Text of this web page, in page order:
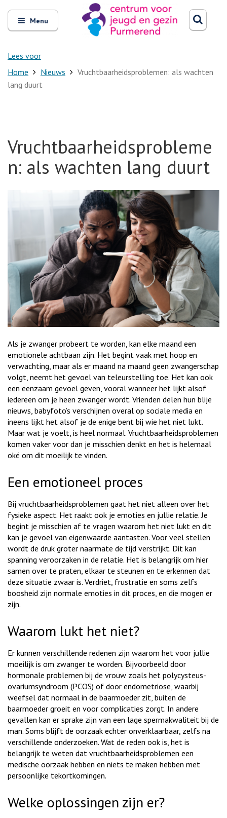
Open
en
sluit
Menu
Lees voor
Zoeken
Home Nieuws
Vruchtbaarheidsproblemen: als wachten
lang duurt
Vruchtbaarheidsprobleme
n: als wachten lang duurt
Als je zwanger probeert te worden, kan elke maand een
emotionele achtbaan zijn. Het begint vaak met hoop en
verwachting, maar als er maand na maand geen zwangerschap
volgt, neemt het gevoel van teleurstelling toe. Het kan ook
een eenzaam gevoel geven, vooral wanneer het lijkt alsof
iedereen om je heen zwanger wordt. Vrienden delen hun blije
nieuws, babyfoto’s verschijnen overal op sociale media en
ineens lijkt het alsof je de enige bent bij wie het niet lukt.
Maar wat je voelt, is heel normaal. Vruchtbaarheidsproblemen
komen vaker voor dan je misschien denkt en het is helemaal
oké om dit moeilijk te vinden.
Een emotioneel proces
Bij vruchtbaarheidsproblemen gaat het niet alleen over het
fysieke aspect. Het raakt ook je emoties en jullie relatie. Je
begint je misschien af te vragen waarom het niet lukt en dit
kan je gevoel van eigenwaarde aantasten. Voor veel stellen
wordt de druk groter naarmate de tijd verstrijkt. Dit kan
spanning veroorzaken in de relatie. Het is belangrijk om hier
samen over te praten, elkaar te steunen en te erkennen dat
deze situatie zwaar is. Verdriet, frustratie en soms zelfs
boosheid zijn normale emoties in dit proces, en die mogen er
zijn.
Waarom lukt het niet?
Er kunnen verschillende redenen zijn waarom het voor jullie
moeilijk is om zwanger te worden. Bijvoorbeeld door
hormonale problemen bij de vrouw zoals het polycysteus-
ovariumsyndroom (PCOS) of door endometriose, waarbij
weefsel dat normaal in de baarmoeder zit, buiten de
baarmoeder groeit en voor complicaties zorgt. In andere
gevallen kan er sprake zijn van een lage spermakwaliteit bij de
man. Soms blijft de oorzaak echter onverklaarbaar, zelfs na
verschillende onderzoeken. Wat de reden ook is, het is
belangrijk te weten dat vruchtbaarheidsproblemen een
medische oorzaak hebben en niets te maken hebben met
persoonlijke tekortkomingen.
Welke oplossingen zijn er?